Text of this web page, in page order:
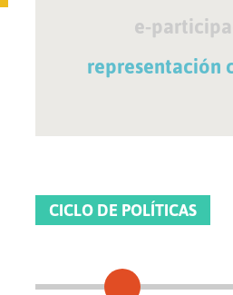
e-
representación
CICLO DE POLÍTICAS